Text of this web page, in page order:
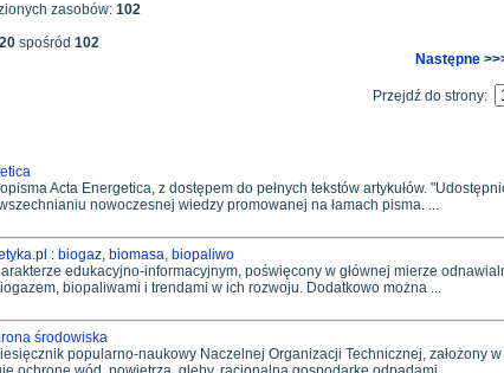
zasobów: 102
spośród 102
Następne
Przejdź do strony:
Acta Energetica, z dostępem do pełnych tekstów artykułów.
nowoczesnej wiedzy promowanej na łamach pisma. ...
: biogaz, biomasa, biopaliwo
edukacyjno-informacyjnym, poświęcony w głównej mierze
biopaliwami i trendami w ich rozwoju. Dodatkowo można ...
środowiska
popularno-naukowy Naczelnej Organizacji Technicznej, założony